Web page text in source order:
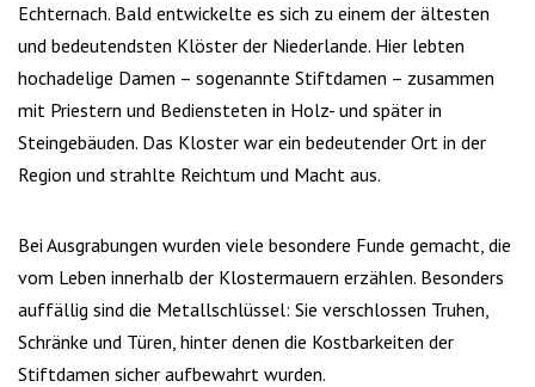
Echternach. Bald entwickelte es sich zu einem der ältesten
und bedeutendsten Klöster der Niederlande. Hier lebten
hochadelige Damen – sogenannte Stiftdamen – zusammen
mit Priestern und Bediensteten in Holz- und später in
Steingebäuden. Das Kloster war ein bedeutender Ort in der
Region und strahlte Reichtum und Macht aus.
Bei Ausgrabungen wurden viele besondere Funde gemacht, die
vom Leben innerhalb der Klostermauern erzählen. Besonders
auffällig sind die Metallschlüssel: Sie verschlossen Truhen,
Schränke und Türen, hinter denen die Kostbarkeiten der
Stiftdamen sicher aufbewahrt wurden.